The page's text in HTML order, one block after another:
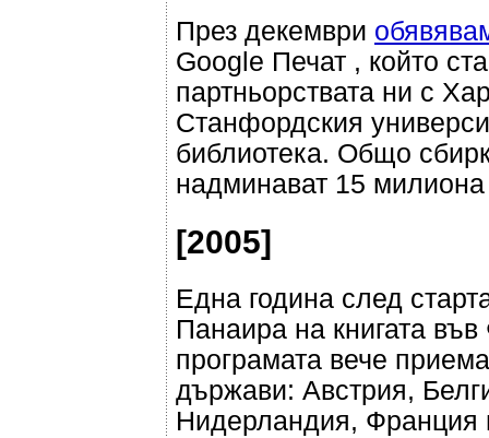
През декември
Google Печат , който
партньорствата ни с
Станфордския
библиотека. Общо
надминават 15
[2005]
Една година след
Панаира на книгата
програмата вече
държави: Австрия,
Нидерландия,